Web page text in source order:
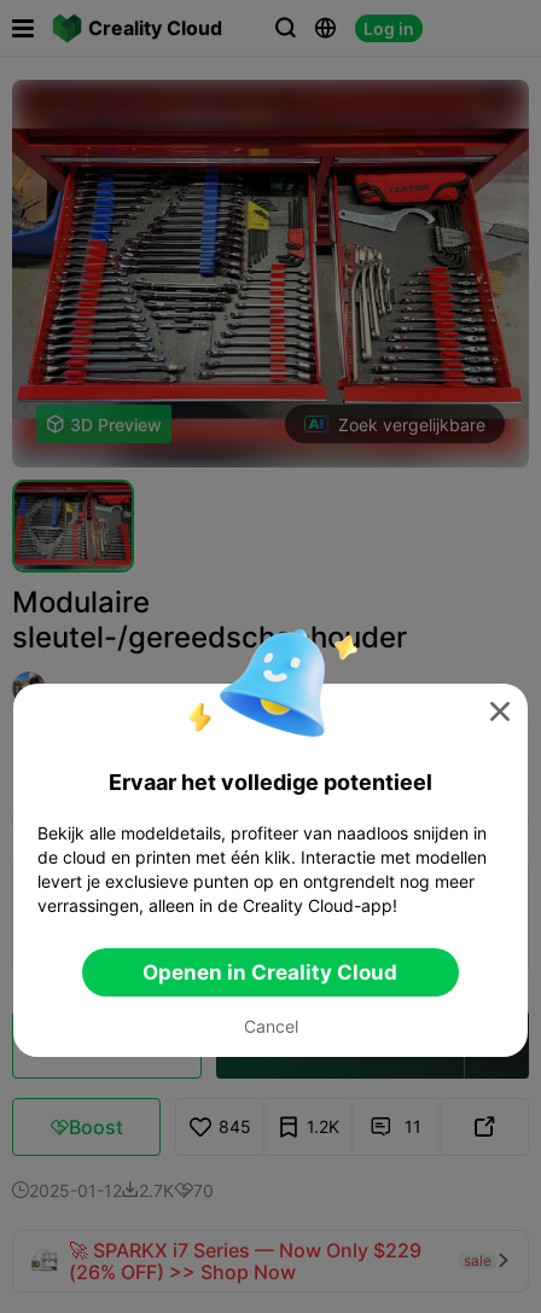
Creality Cloud   Log in
 
 3D Preview Zoek vergelijkbare
Modulaire
sleutel-/gereedschaphouder
DreadfulHarvey
Alle K2 Plus K2 Pro K2 SE
0.2mm layer, 2 walls, 15% infill
Boost 845 1.2K  11 
2025-01-122.7K70
🚀 SPARKX i7 Series — Now Only $229
(26% OFF) >> Shop Now
sale 

Ervaar het volledige potentieel
Bekijk alle modeldetails, profiteer van naadloos snijden in
de cloud en printen met één klik. Interactie met modellen
levert je exclusieve punten op en ontgrendelt nog meer
verrassingen, alleen in de Creality Cloud-app!
Openen in Creality Cloud
Cancel